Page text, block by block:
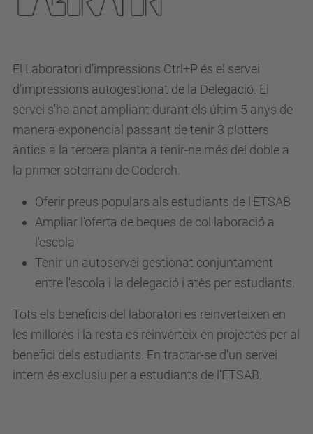
El Laboratori d'impressions Ctrl+P és el servei
d'impressions autogestionat de la Delegació. El
servei s'ha anat ampliant durant els últim 5 anys de
manera exponencial passant de tenir 3 plotters
antics a la tercera planta a tenir-ne més del doble a
la primer soterrani de Coderch.
Oferir preus populars als estudiants de l'ETSAB
Ampliar l'oferta de beques de col·laboració a
l'escola
Tenir un autoservei gestionat conjuntament
entre l'escola i la delegació i atès per estudiants.
Tots els beneficis del laboratori es reinverteixen en
les millores i la resta es reinverteix en projectes per al
benefici dels estudiants. En tractar-se d'un servei
intern és exclusiu per a estudiants de l'ETSAB.